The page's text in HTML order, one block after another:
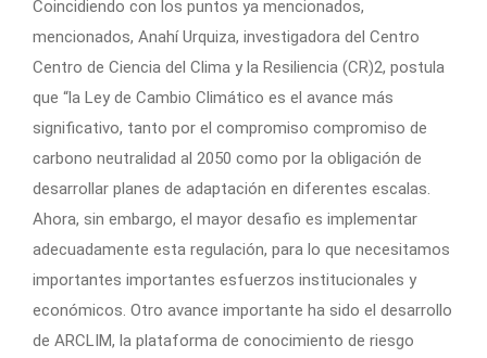
Coincidiendo con los puntos ya mencionados,
mencionados, Anahí Urquiza, investigadora del Centro
Centro de Ciencia del Clima y la Resiliencia (CR)2, postula
que “la Ley de Cambio Climático es el avance más
significativo, tanto por el compromiso compromiso de
carbono neutralidad al 2050 como por la obligación de
desarrollar planes de adaptación en diferentes escalas.
Ahora, sin embargo, el mayor desafio es implementar
adecuadamente esta regulación, para lo que necesitamos
importantes importantes esfuerzos institucionales y
económicos. Otro avance importante ha sido el desarrollo
de ARCLIM, la plataforma de conocimiento de riesgo